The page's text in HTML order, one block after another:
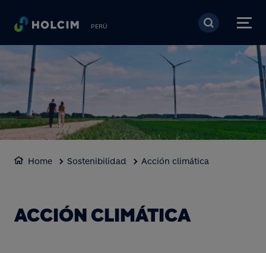
Pasar al contenido
PERÚ
Home Sostenibilidad Acción climática
ACCIÓN CLIMÁTICA